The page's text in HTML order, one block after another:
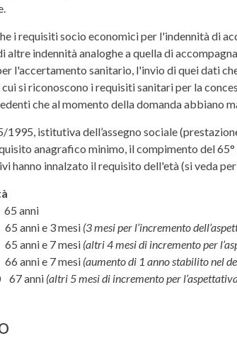
i requisiti socio economici per l'indennità di
altre indennità analoghe a quella di
l'accertamento sanitario, l'invio di quei dati
si riconoscono i requisiti sanitari per la
che al momento della domanda abbiano
1995, istitutiva dell’assegno sociale
anagrafico minimo, il compimento del 65°
hanno innalzato il requisito dell'età (si veda
anni
anni e 3 mesi (3 mesi per l’incremento
anni e 7 mesi (altri 4 mesi di incremento per
anni e 7 mesi (aumento di 1 anno stabilito nel
67 anni (altri 5 mesi di incremento per